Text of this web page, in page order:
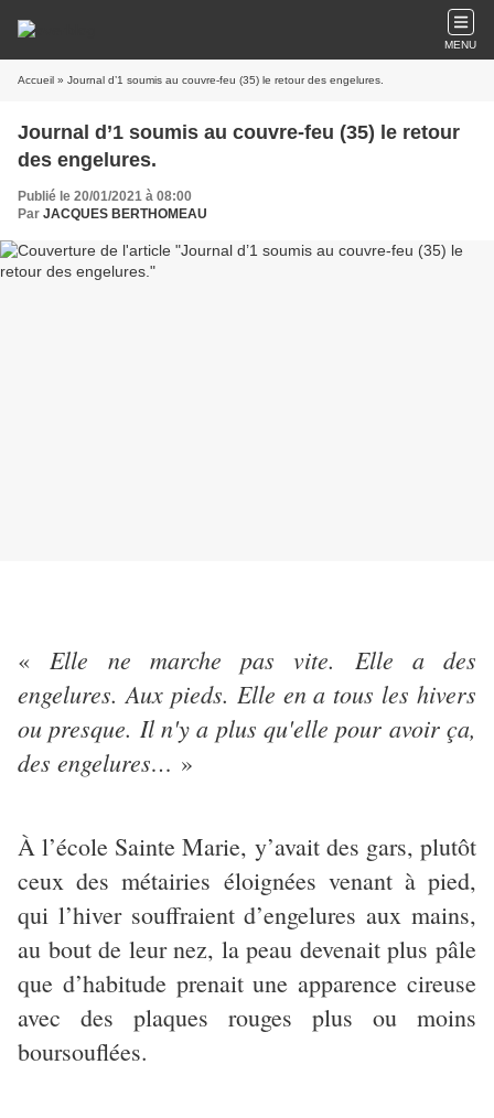
MENU
Accueil » Journal d’1 soumis au couvre-feu (35) le retour des engelures.
Journal d’1 soumis au couvre-feu (35) le retour
des engelures.
Publié le 20/01/2021 à 08:00
Par JACQUES BERTHOMEAU
«Elle ne marche pas vite. Elle a des
engelures. Aux pieds. Elle en a tous les hivers
ou presque. Il n'y a plus qu'elle pour avoir ça,
des engelures… »
À l’école Sainte Marie, y’avait des gars, plutôt
ceux des métairies éloignées venant à pied,
qui l’hiver souffraient d’engelures aux mains,
au bout de leur nez, la peau devenait plus pâle
que d’habitude prenait une apparence cireuse
avec des plaques rouges plus ou moins
boursouflées.